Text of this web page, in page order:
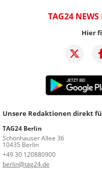
TAG24
Hier
Unsere Redaktionen direkt
TAG24 Berlin
Schönhauser Allee 36
10435 Berlin
+49 30 120880900
berlin@tag24.de